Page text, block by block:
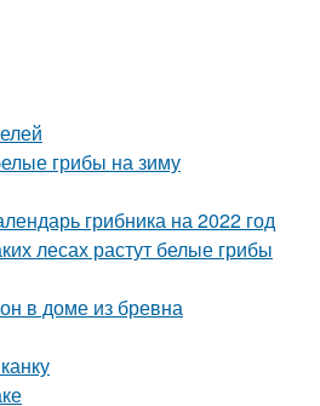
грибы на зиму
грибника на 2022 год
лесах растут белые грибы
в доме из бревна